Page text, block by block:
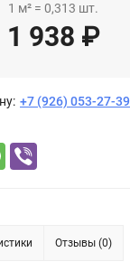
1 м² = 0,313 шт.
1 938 ₽
+7 (926) 053-27-39
Отзывы (0)